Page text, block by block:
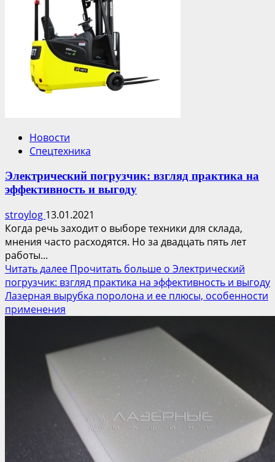
Новости
Спецтехника
Электрический погрузчик: взгляд практика на
эффективность и выгоду
stroylog 13.01.2021
Когда речь заходит о выборе техники для склада,
мнения часто расходятся. Но за двадцать пять лет
работы...
Читать далее Прочитать больше о Электрический
погрузчик: взгляд практика на эффективность и выгоду
Лазерная вырубка поролона и ее плюсы, особенности
применения